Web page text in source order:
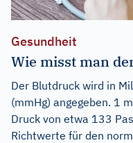
Gesundheit
Wie misst man
Der Blutdruck wird in
(mmHg) angegeben. 1
Druck von etwa 133
Richtwerte für den